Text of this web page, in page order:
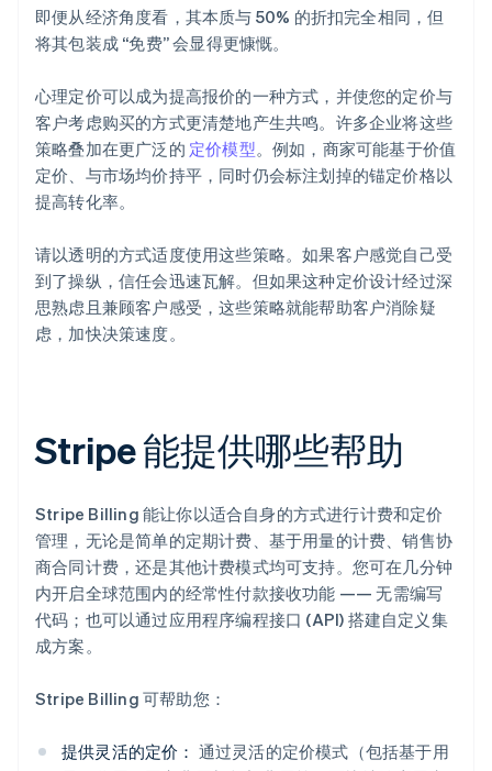
即便从经济角度看，其本质与 50% 的折扣完全相同，但
将其包装成 “免费” 会显得更慷慨。
心理定价可以成为提高报价的一种方式，并使您的定价与
客户考虑购买的方式更清楚地产生共鸣。许多企业将这些
策略叠加在更广泛的 定价模型。例如，商家可能基于价值
定价、与市场均价持平，同时仍会标注划掉的锚定价格以
提高转化率。
请以透明的方式适度使用这些策略。如果客户感觉自己受
到了操纵，信任会迅速瓦解。但如果这种定价设计经过深
思熟虑且兼顾客户感受，这些策略就能帮助客户消除疑
虑，加快决策速度。
Stripe 能提供哪些帮助
Stripe Billing 能让你以适合自身的方式进行计费和定价
管理，无论是简单的定期计费、基于用量的计费、销售协
商合同计费，还是其他计费模式均可支持。您可在几分钟
内开启全球范围内的经常性付款接收功能 —— 无需编写
代码；也可以通过应用程序编程接口 (API) 搭建自定义集
成方案。
Stripe Billing 可帮助您：
提供灵活的定价： 通过灵活的定价模式（包括基于用